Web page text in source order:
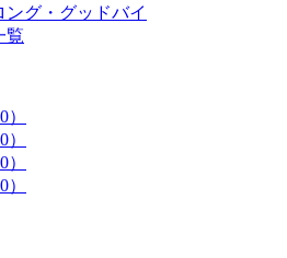
ング・グッドバイ
覧